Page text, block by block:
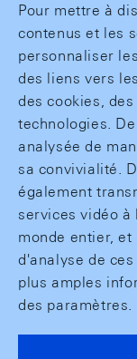
Pour mettre à
contenus et les
personnaliser
des liens vers
des cookies,
technologies.
analysée de
sa convivialité.
également
services vidéo à
monde entier,
d'analyse de
plus amples
des paramètres.